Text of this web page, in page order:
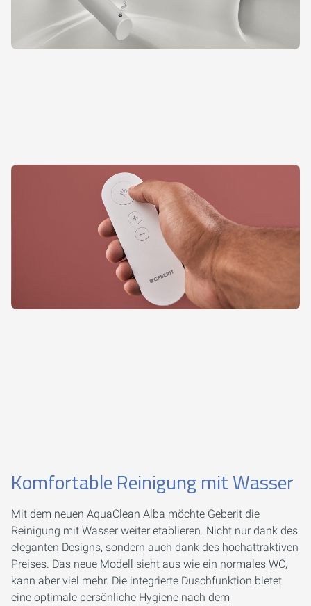
Komfortable Reinigung mit Wasser
Mit dem neuen AquaClean Alba möchte Geberit die
Reinigung mit Wasser weiter etablieren. Nicht nur dank des
eleganten Designs, sondern auch dank des hochattraktiven
Preises. Das neue Modell sieht aus wie ein normales WC,
kann aber viel mehr. Die integrierte Duschfunktion bietet
eine optimale persönliche Hygiene nach dem